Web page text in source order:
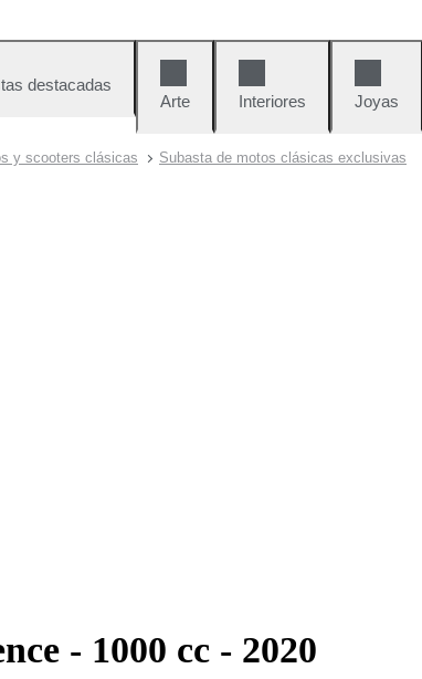
destacadas
Arte
Interiores Joyas
y scooters clásicas Subasta de motos clásicas exclusivas
- 1000 cc - 2020